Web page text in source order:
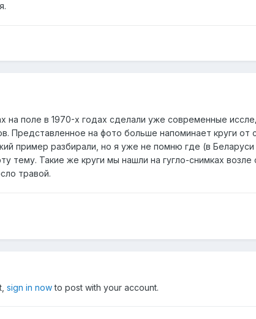
на поле в 1970-х годах сделали уже современные
Представленное на фото больше напоминает круги
пример разбирали, но я уже не помню где (в Беларуси
тему. Такие же круги мы нашли на гугло-снимках
травой.
sign in nowto post with your account.